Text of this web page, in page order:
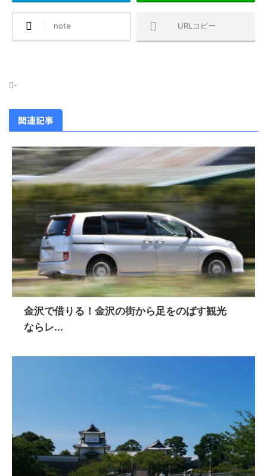
note URLコピー
-
関連記事
金沢で借りる！金沢の街から足をのばす観光
ならレ...